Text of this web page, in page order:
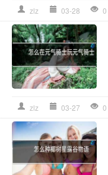
zlz 03-28 0
zlz 03-27 0